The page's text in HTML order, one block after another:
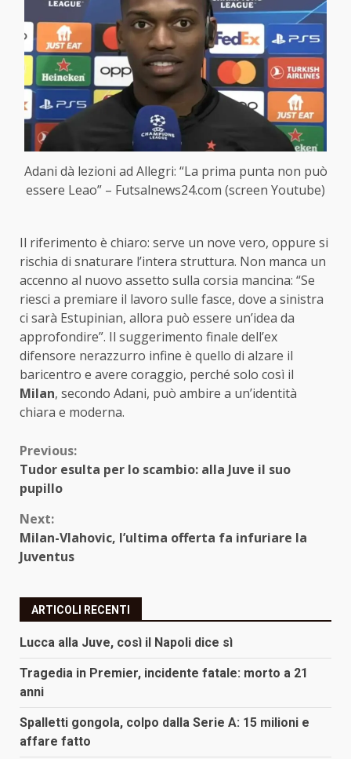
Adani dà lezioni ad Allegri: “La prima punta non può
essere Leao” – Futsalnews24.com (screen Youtube)
Il riferimento è chiaro: serve un nove vero, oppure si
rischia di snaturare l’intera struttura. Non manca un
accenno al nuovo assetto sulla corsia mancina: “Se
riesci a premiare il lavoro sulle fasce, dove a sinistra
ci sarà Estupinian, allora può essere un’idea da
approfondire”. Il suggerimento finale dell’ex
difensore nerazzurro infine è quello di alzare il
baricentro e avere coraggio, perché solo così il
Milan, secondo Adani, può ambire a un’identità
chiara e moderna.
Continue
Reading
Previous:
Tudor esulta per lo scambio: alla Juve il suo
pupillo
Next:
Milan-Vlahovic, l’ultima offerta fa infuriare la
Juventus
ARTICOLI RECENTI
Lucca alla Juve, così il Napoli dice sì
Tragedia in Premier, incidente fatale: morto a 21
anni
Spalletti gongola, colpo dalla Serie A: 15 milioni e
affare fatto